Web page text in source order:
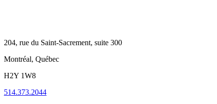
204, rue du Saint-Sacrement, suite 300
Montréal, Québec
H2Y 1W8
514.373.2044